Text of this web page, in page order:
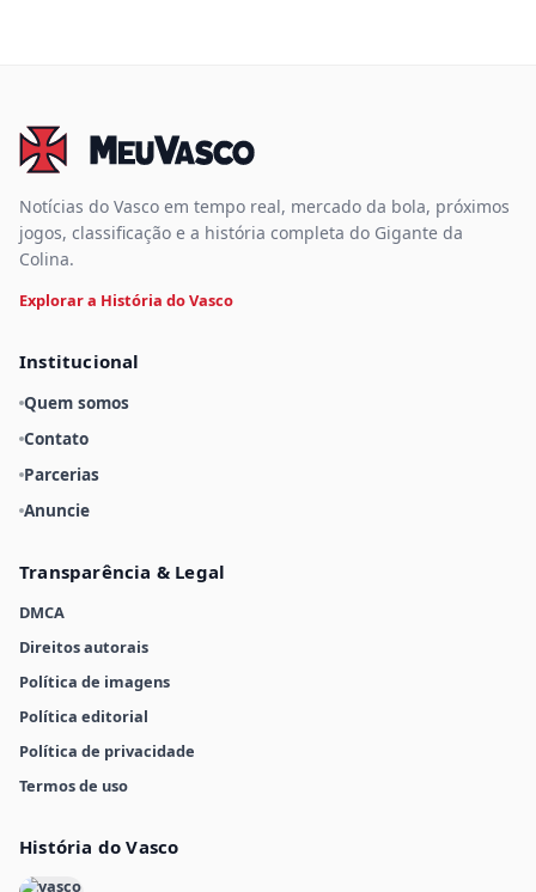
Notícias do Vasco em tempo real, mercado da bola, próximos
jogos, classificação e a história completa do Gigante da
Colina.
Explorar a História do Vasco
Institucional
Quem somos
Contato
Parcerias
Anuncie
Transparência & Legal
DMCA
Direitos autorais
Política de imagens
Política editorial
Política de privacidade
Termos de uso
História do Vasco